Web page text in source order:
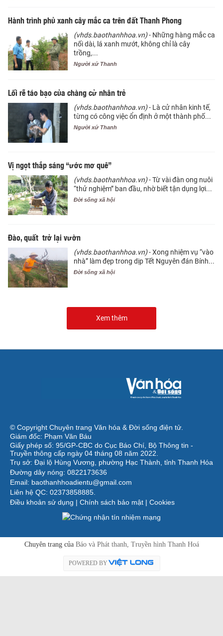
Hành trình phủ xanh cây mắc ca trên đất Thanh Phong
(vhds.baothanhhoa.vn)- Những hàng mắc ca
nối dài, lá xanh mướt, không chỉ là cây
trồng,...
Người xứ Thanh
Lối rẽ táo bạo của chàng cử nhân trẻ
(vhds.baothanhhoa.vn)- Là cử nhân kinh tế,
từng có công việc ổn định ở một thành phố...
Người xứ Thanh
Vị ngọt thắp sáng “ước mơ quê”
(vhds.baothanhhoa.vn)- Từ vài đàn ong nuôi
“thử nghiệm” ban đầu, nhờ biết tận dụng lợi...
Đời sống xã hội
Đào, quất trở lại vườn
(vhds.baothanhhoa.vn)- Xong nhiệm vụ “vào
nhà” làm đẹp trong dịp Tết Nguyên đán Bính...
Đời sống xã hội
Xem thêm
© Copyright Chuyên trang Văn hóa & Đời sống điện tử.
Giám đốc: Phạm Văn Báu
Giấy phép số: 95/GP-CBC do Cục Báo Chí, Bộ Thông tin -
Truyền thông cấp ngày 04 tháng 08 năm 2022.
Trụ sở: Đại lộ Hùng Vương, phường Hạc Thành, tỉnh Thanh Hóa
Đường dây nóng: 0822173636
Email: baothanhhoadientu@gmail.com
Liên hệ QC: 02373858885.
Điều khoản sử dụng | Chính sách bảo mật | Cookies
Chuyên trang của Báo và Phát thanh, Truyền hình Thanh Hoá
POWERED BY